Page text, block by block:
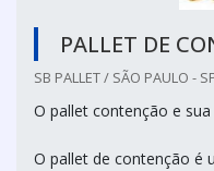
PALLET DE
SB PALLET / SÃO PAULO -
O pallet contenção e
O pallet de contenção é